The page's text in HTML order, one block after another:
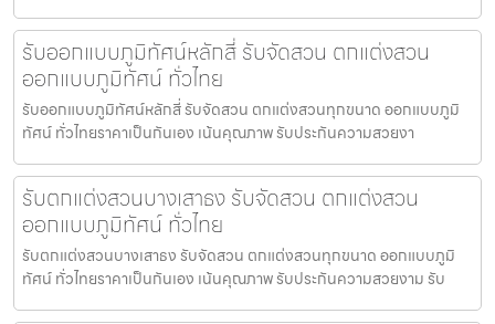
รับออกแบบภูมิทัศน์หลักสี่ รับจัดสวน ตกแต่งสวน
ออกแบบภูมิทัศน์ ทั่วไทย
รับออกแบบภูมิทัศน์หลักสี่ รับจัดสวน ตกแต่งสวนทุกขนาด ออกแบบภูมิ
ทัศน์ ทั่วไทยราคาเป็นกันเอง เน้นคุณภาพ รับประกันความสวยงา
รับตกแต่งสวนบางเสาธง รับจัดสวน ตกแต่งสวน
ออกแบบภูมิทัศน์ ทั่วไทย
รับตกแต่งสวนบางเสาธง รับจัดสวน ตกแต่งสวนทุกขนาด ออกแบบภูมิ
ทัศน์ ทั่วไทยราคาเป็นกันเอง เน้นคุณภาพ รับประกันความสวยงาม รับ